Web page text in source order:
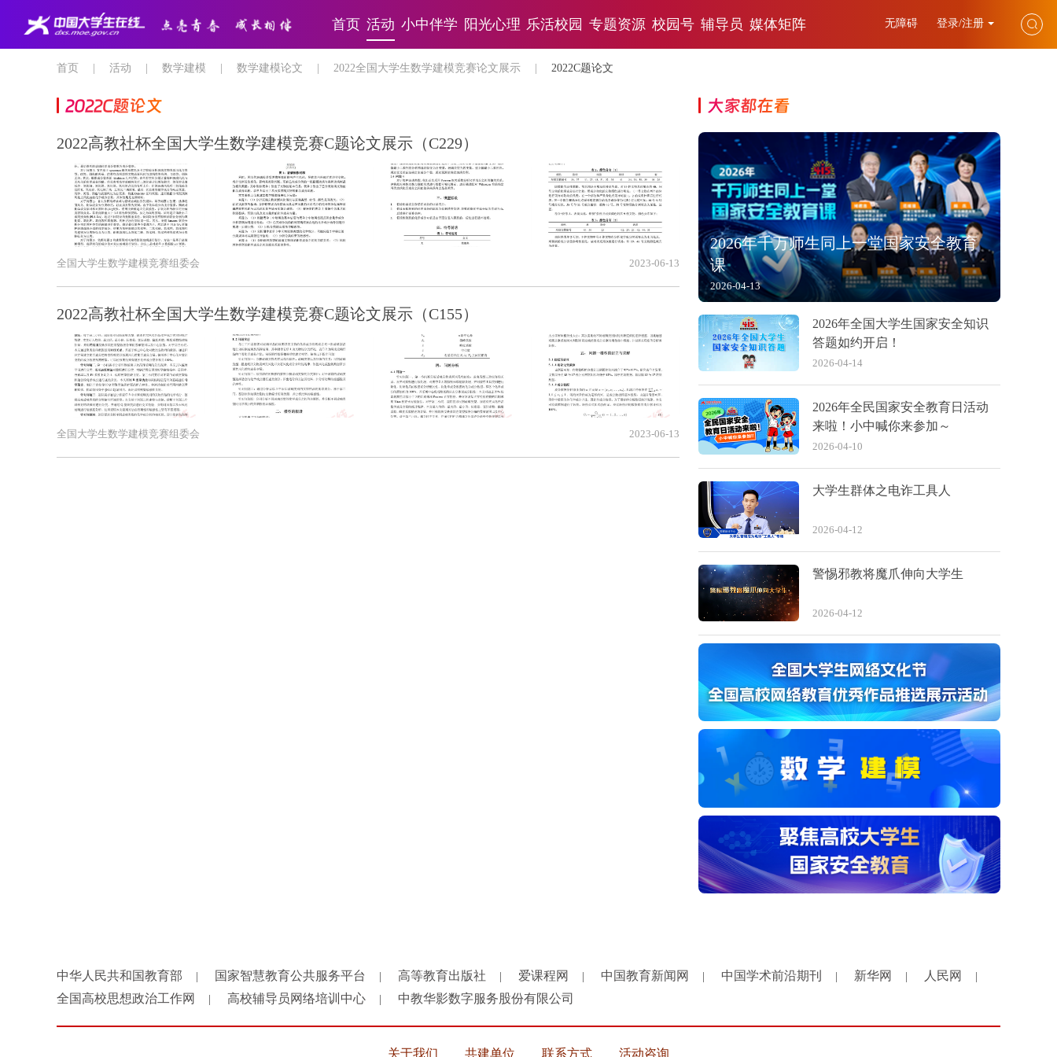
首页 活动 小中伴学 阳光心理 乐活校园 专题资源 校园号 辅导员 媒体矩阵 无障碍 登录/注册
首页 活动 数学建模 数学建模论文 2022全国大学生数学建模竞赛论文展示 2022C题论文
2022C题论文
2022高教社杯全国大学生数学建模竞赛C题论文展示（C229）
全国大学生数学建模竞赛组委会 2023-06-13
2022高教社杯全国大学生数学建模竞赛C题论文展示（C155）
全国大学生数学建模竞赛组委会 2023-06-13
大家都在看
2026年千万师生同上一堂国家安全教育
课
2026-04-13
2026年全国大学生国家安全知识
答题如约开启！
2026-04-14
2026年全民国家安全教育日活动
来啦！小中喊你来参加～
2026-04-10
大学生群体之电诈工具人
2026-04-12
警惕邪教将魔爪伸向大学生
2026-04-12
中华人民共和国教育部 国家智慧教育公共服务平台 高等教育出版社 爱课程网 中国教育新闻网 中国学术前沿期刊 新华网 人民网
全国高校思想政治工作网 高校辅导员网络培训中心 中教华影数字服务股份有限公司
关于我们 共建单位 联系方式 活动咨询